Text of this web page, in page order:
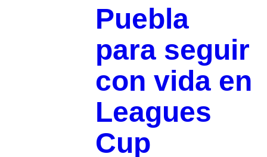
Puebla
para seguir
con vida en
Leagues
Cup